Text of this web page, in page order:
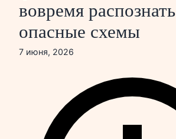
вовремя распознать
опасные схемы
7 июня, 2026